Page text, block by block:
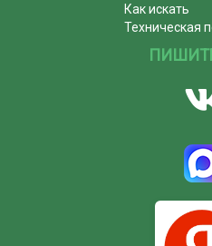
Как искать
Техническая